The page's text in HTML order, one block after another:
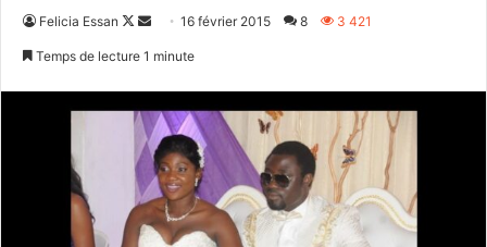
Felicia Essan
Follow
Envoyer16 février 2015 8 3 421
Temps de lecture 1 minute